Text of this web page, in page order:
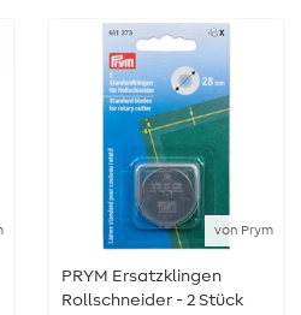
von Prym
PRYM Ersatzklingen
Rollschneider - 2 Stück